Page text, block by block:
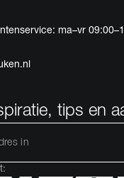
ma–vr
tips en